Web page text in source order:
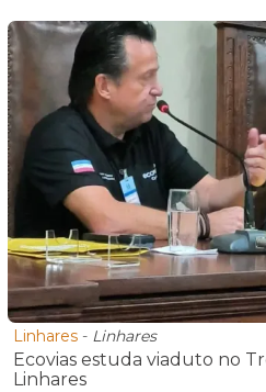
Linhares - Linhares
Ecovias estuda viaduto no
Linhares